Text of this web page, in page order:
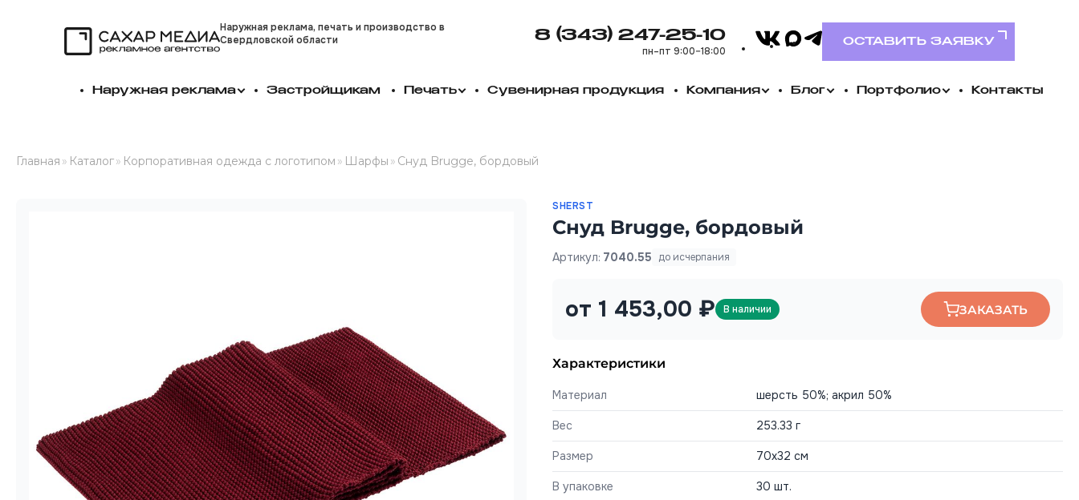
Наружная реклама, печать и производство в
Свердловской области
8 (343) 247-25-10
пн–пт 9:00–18:00
VK MAXTelegramОСТАВИТЬ ЗАЯВКУ
Наружная реклама Застройщикам Печать Сувенирная продукция Компания Блог Портфолио Контакты
Главная » Каталог» Корпоративная одежда с логотипом » Шарфы » Снуд Brugge, бордовый
SHERST
Снуд Brugge, бордовый
Артикул: 7040.55 до исчерпания
от 1 453,00 ₽ В наличии ЗАКАЗАТЬ
Характеристики
Материал шерсть 50%; акрил 50%
Вес 253.33 г
Размер 70х32 см
В упаковке 30 шт.